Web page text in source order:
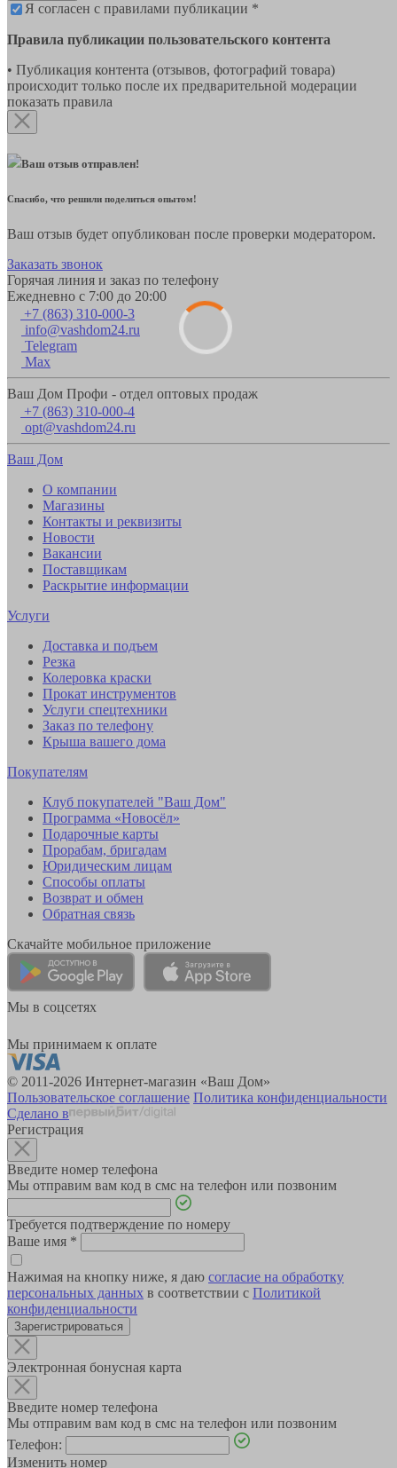
Я согласен с правилами публикации *
Правила публикации пользовательского контента
• Публикация контента (отзывов, фотографий товара)
происходит только после их предварительной модерации
показать правила
Ваш отзыв отправлен!
Спасибо, что решили поделиться опытом!
Ваш отзыв будет опубликован после проверки модератором.
Заказать звонок
Горячая линия и заказ по телефону
Ежедневно с 7:00 до 20:00
+7 (863) 310-000-3
info@vashdom24.ru
Telegram
Max
Ваш Дом Профи - отдел оптовых продаж
+7 (863) 310-000-4
opt@vashdom24.ru
Ваш Дом
О компании
Магазины
Контакты и реквизиты
Новости
Вакансии
Поставщикам
Раскрытие информации
Услуги
Доставка и подъем
Резка
Колеровка краски
Прокат инструментов
Услуги спецтехники
Заказ по телефону
Крыша вашего дома
Покупателям
Клуб покупателей "Ваш Дом"
Программа «Новосёл»
Подарочные карты
Прорабам, бригадам
Юридическим лицам
Способы оплаты
Возврат и обмен
Обратная связь
Скачайте мобильное приложение
Мы в соцсетях
Мы принимаем к оплате
© 2011-2026 Интернет-магазин «Ваш Дом»
Пользовательское соглашение Политика конфиденциальности
Сделано в
Регистрация
Введите номер телефона
Мы отправим вам код в смс на телефон или позвоним
Требуется подтверждение по номеру
Ваше имя *
Нажимая на кнопку ниже, я даю согласие на обработку
персональных данных в соответствии с Политикой
конфиденциальности
Зарегистрироваться
Электронная бонусная карта
Введите номер телефона
Мы отправим вам код в смс на телефон или позвоним
Телефон:
Изменить номер